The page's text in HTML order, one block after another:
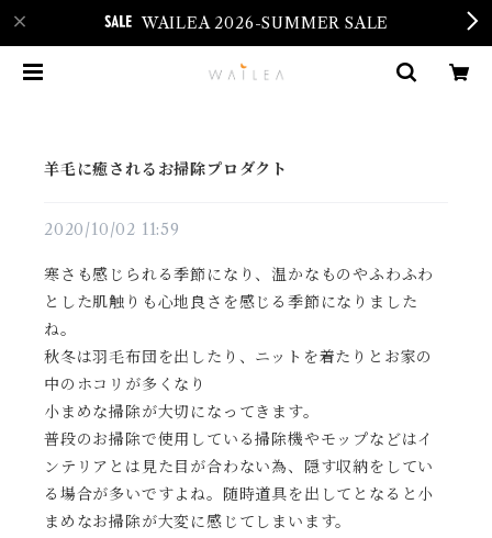
WAILEA 2026-SUMMER SALE
羊毛に癒されるお掃除プロダクト
2020/10/02 11:59
寒さも感じられる季節になり、温かなものやふわふわ
とした肌触りも心地良さを感じる季節になりました
ね。
秋冬は羽毛布団を出したり、ニットを着たりとお家の
中のホコリが多くなり
小まめな掃除が大切になってきます。
普段のお掃除で使用している掃除機やモップなどはイ
ンテリアとは見た目が合わない為、隠す収納をしてい
る場合が多いですよね。随時道具を出してとなると小
まめなお掃除が大変に感じてしまいます。